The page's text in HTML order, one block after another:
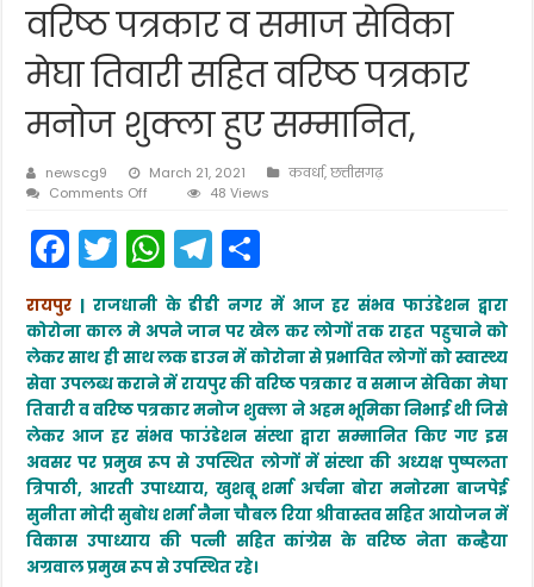
वरिष्ठ पत्रकार व समाज सेविका
मेघा तिवारी सहित वरिष्ठ पत्रकार
मनोज शुक्ला हुए सम्मानित,
newscg9 March 21, 2021 कवर्धा,छत्तीसगढ़
Comments Off
हर्
संभव
फाउंडेशन
द्वारा
वरिष्ठ
पत्रकार
व
समाज
सेविका
मेघा
तिवारी
सहित
पत्रकार
मनोज
शुक्ला
हुए
सम्मानित,
48 Views
F
a
c
e
b
o
o
k
T
w
itt
er
W
h
a
ts
A
p
p
T
el
e
gr
a
m
h
ar
e
रायपुर | राजधानी के डीडी नगर में आज हर संभव फाउंडेशन द्वारा
कोरोना काल मे अपने जान पर खेल कर लोगों तक राहत पहुचाने को
लेकर साथ ही साथ लक डाउन में कोरोना से प्रभावित लोगों को स्वास्थ्य
सेवा उपलब्ध कराने में रायपुर की वरिष्ठ पत्रकार व समाज सेविका मेघा
तिवारी व वरिष्ठ पत्रकार मनोज शुक्ला ने अहम भूमिका निभाई थी जिसे
लेकर आज हर संभव फाउंडेशन संस्था द्वारा सम्मानित किए गए इस
अवसर पर प्रमुख रूप से उपस्थित लोगों में संस्था की अध्यक्ष पुष्पलता
त्रिपाठी, आरती उपाध्याय, खुशबू शर्मा अर्चना बोरा मनोरमा बाजपेई
सुनीता मोदी सुबोध शर्मा नैना चौबल रिया श्रीवास्तव सहित आयोजन में
विकास उपाध्याय की पत्नी सहित कांग्रेस के वरिष्ठ नेता कन्हैया
अग्रवाल प्रमुख रूप से उपस्थित रहे।